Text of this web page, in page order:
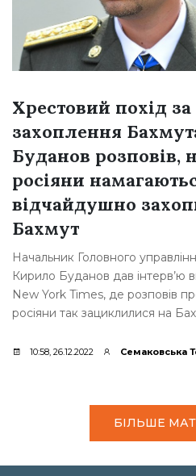
Хрестовий похід за
захоплення
Буданов розповів,
росіяни
відчайдушно
Бахмут
Начальник Головного
Кирило Буданов дав інтерв’ю
New York Times, де розповів
росіяни так зациклилися на
10:58, 26.12.2022 Семаковська
БІЛЬШЕ